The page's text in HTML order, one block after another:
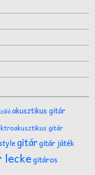
akusztikus gitár
gitár
gitárgitár játék
gitáros